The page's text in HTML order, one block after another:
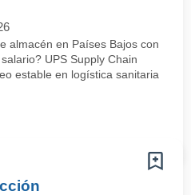
almacén en Países Bajos con
UPS Supply Chain
estable en logística sanitaria